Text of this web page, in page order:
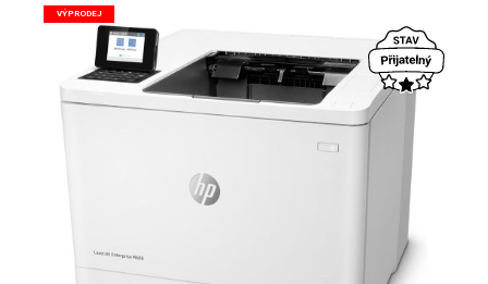
VÝPRODEJ